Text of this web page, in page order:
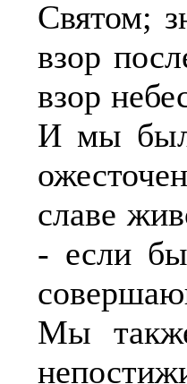
Святом;
взор
взор
И мы
славе
- если
Мы